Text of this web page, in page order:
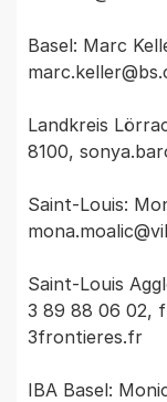
Basel: Marc
Landkreis
8100,
Saint-Louis:
Saint-Louis
3 89 88 06 02,
3frontieres.fr
IBA Basel: